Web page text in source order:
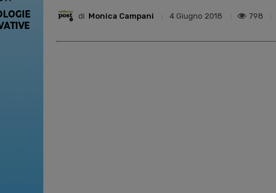
di Monica Campani 4 Giugno 2018 798